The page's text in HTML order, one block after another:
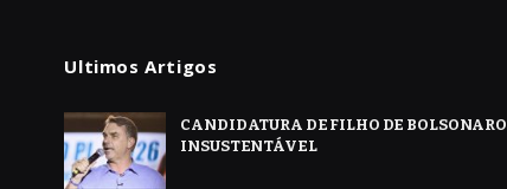
Ultimos Artigos
CANDIDATURA DE FILHO DE BOLSONARO
INSUSTENTÁVEL